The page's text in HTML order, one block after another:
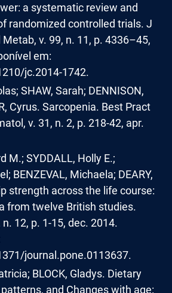
a systematic review and
randomized controlled trials. J
Metab, v. 99, n. 11, p. 4336–45,
em:
jc.2014-1742.
SHAW, Sarah; DENNISON,
Cyrus. Sarcopenia. Best Pract
v. 31, n. 2, p. 218-42, apr.
M.; SYDDALL, Holly E.;
BENZEVAL, Michaela; DEARY,
strength across the life course:
from twelve British studies.
n. 12, p. 1-15, dec. 2014.
journal.pone.0113637.
BLOCK, Gladys. Dietary
and Changes with age: